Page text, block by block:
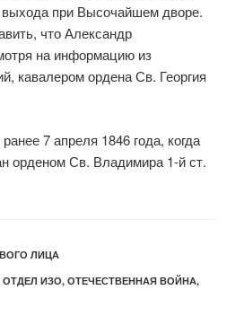
выхода при Высочайшем дворе.
что Александр
на информацию из
кавалером ордена Св. Георгия
7 апреля 1846 года, когда
орденом Св. Владимира 1-й ст.
ЛИЦА
ОТДЕЛ ИЗО, ОТЕЧЕСТВЕННАЯ ВОЙНА,